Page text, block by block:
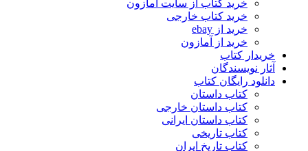
خرید کتاب از سایت آمازون
خرید کتاب خارجی
خرید از ebay
خرید از آمازون
خریدار کتاب
آثار نویسندگان
دانلود رایگان کتاب
کتاب داستان
کتاب داستان خارجی
کتاب داستان ایرانی
کتاب تاریخی
کتاب تاریخ ایران